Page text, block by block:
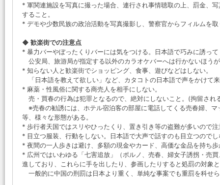
* 軍関連施設を写真に撮った場合、連行され事情聴取の上、罰金、
すること。
* デモや少数民族の政治活動を写真撮影し、警察官からフィルムを
◆ 歓楽街での注意点
* 暴力バーやぼったくりバーには気をつける。日本語で巧みに誘っ
公安局、旅游局が指定する以外のカラオケバーへは行かないほう
* 知らない人と歓楽街でショッピング、食事、遊びなどはしない。
「日本語を教えて欲しい」など、カタコトの日本語で声をかけて
* 麻薬・性風俗に関する商売人を相手にしない。
売・買春の行為は犯罪となるので、絶対にしないこと。(拘留され
※売春の勧誘には、ホテル宿泊客の部屋に電話してくる売春婦、
等、様々な形態がある。
* 歩行者天国ではスリやひったくり、置き引き等の盗難が多いので
* 目立つ服装、行動をしない。日本語で大声で話すのも目立つので
* 夜間の一人歩きは避け、多額の現金やカード、高価な金品を持ち
* 広州ではいわゆる「七害追放」（ポルノ、売春、婦女子誘拐・売
進しており、これらに手を出したり、参画したりすると処罰の対象
一般的に中国の刑罰は日本より重く、単純な事案でも重罰を科せ